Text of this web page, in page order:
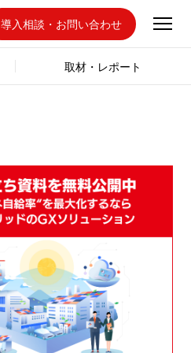
導入相談・お問い合わせ
取材・レポート